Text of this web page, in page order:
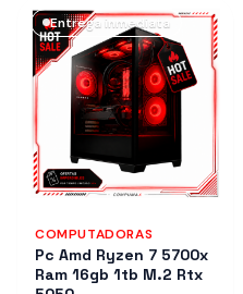
Entrega inmediata
COMPUTADORAS
Pc Amd Ryzen 7 5700x
Ram 16gb 1tb M.2 Rtx